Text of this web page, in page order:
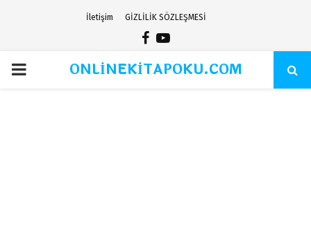
İletişim GİZLİLİK SÖZLEŞMESİ
Facebook
Youtube
PRIMARYONLİNEKİTAPOKU.COM